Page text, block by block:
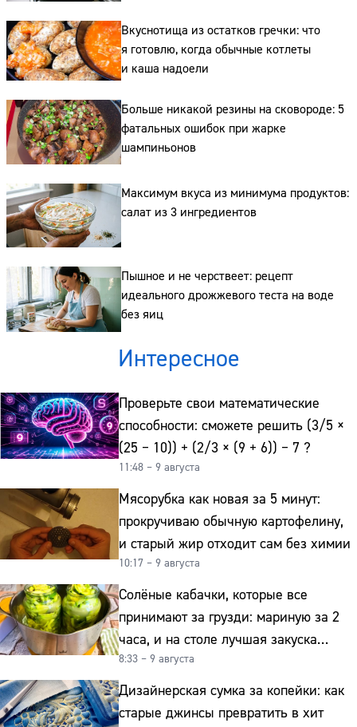
Вкуснотища из остатков гречки: что
я готовлю, когда обычные котлеты
и каша надоели
Больше никакой резины на сковороде: 5
фатальных ошибок при жарке
шампиньонов
Максимум вкуса из минимума продуктов:
салат из 3 ингредиентов
Пышное и не черствеет: рецепт
идеального дрожжевого теста на воде
без яиц
Интересное
Проверьте свои математические
способности: сможете решить (3/5 ×
(25 − 10)) + (2/3 × (9 + 6)) − 7 ?
11:48 – 9 августа
Мясорубка как новая за 5 минут:
прокручиваю обычную картофелину,
и старый жир отходит сам без химии
10:17 – 9 августа
Солёные кабачки, которые все
принимают за грузди: мариную за 2
часа, и на столе лучшая закуска
к картошке
8:33 – 9 августа
Дизайнерская сумка за копейки: как
старые джинсы превратить в хит
Сайт:
Адрес:
Телефон: